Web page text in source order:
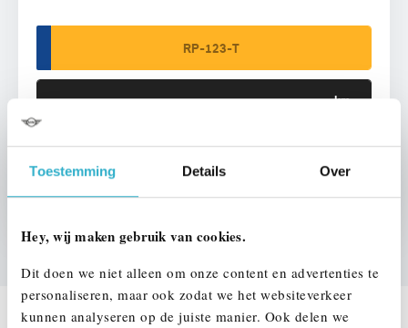
Toestemming Details Over
Hey, wij maken gebruik van cookies.
Dit doen we niet alleen om onze content en advertenties te
personaliseren, maar ook zodat we het websiteverkeer
kunnen analyseren op de juiste manier. Ook delen we
DEZE ZIJN VERGELIJKBAAR